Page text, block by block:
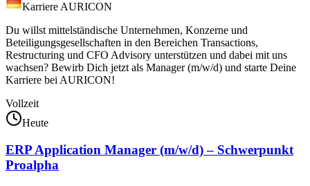
Karriere AURICON
Du willst mittelständische Unternehmen, Konzerne und
Beteiligungsgesellschaften in den Bereichen Transactions,
Restructuring und CFO Advisory unterstützen und dabei mit uns
wachsen? Bewirb Dich jetzt als Manager (m/w/d) und starte Deine
Karriere bei AURICON!
Vollzeit
Heute
ERP Application Manager (m/w/d) – Schwerpunkt
Proalpha